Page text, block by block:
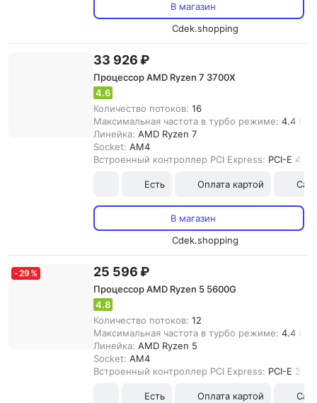
В магазин
Cdek.shopping
33 926 ₽
Процессор AMD Ryzen 7 3700X
4.6
Количество потоков: 16
Максимальная частота в турбо режиме: 4.4 ГГц
Линейка: AMD Ryzen 7
Socket: AM4
Встроенный контроллер PCI Express: PCI-E 4.0
Есть Оплата картой
В магазин
Cdek.shopping
-29 % 25 596 ₽
Процессор AMD Ryzen 5 5600G
4.8
Количество потоков: 12
Максимальная частота в турбо режиме: 4.4 ГГц
Линейка: AMD Ryzen 5
Socket: AM4
Встроенный контроллер PCI Express: PCI-E 3.0
Есть Оплата картой